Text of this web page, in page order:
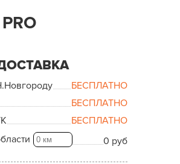
БЕСПЛАТНО
БЕСПЛАТНО
БЕСПЛАТНО
0 руб